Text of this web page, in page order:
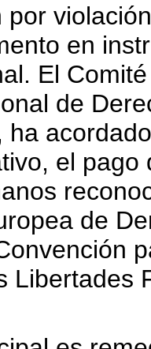
por
en
El
de
ha
el
de
Libertades